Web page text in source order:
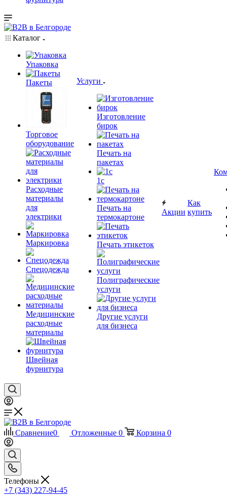
Каталог
Упаковка
Пакеты
Торговое
оборудование
Расходные
материалы
для
электрики
Маркировка
Спецодежда
Медицинские
расходные
материалы
Швейная
фурнитура
Услуги
Изготовление
бирок
Печать на
пакетах
1c
Печать на
термокартоне
Печать этикеток
Полиграфические
услуги
Другие услуги
для бизнеса
Акции
Как
купить
Сравнение0 Отложенные 0 Корзина 0
Телефоны
+7 (343) 227-94-45